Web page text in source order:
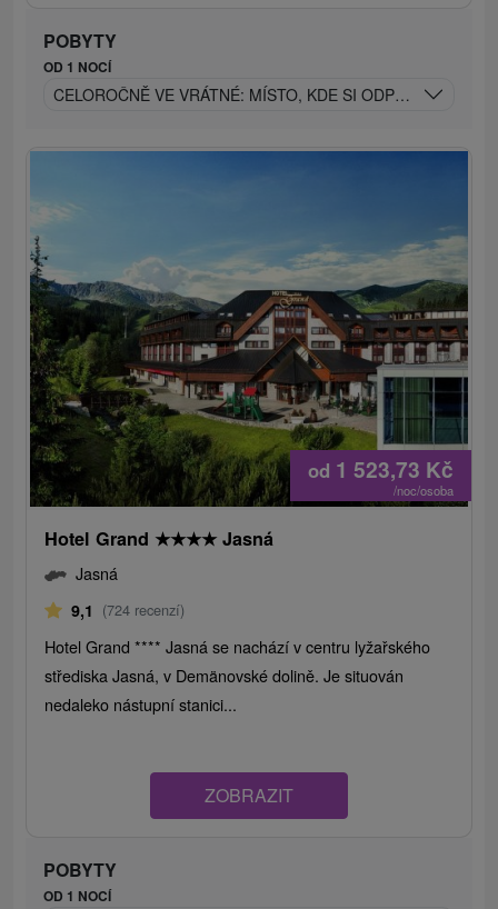
POBYTY
OD 1 NOCÍ
CELOROČNĚ VE VRÁTNÉ: MÍSTO, KDE SI ODPOČINETE
od 1 523,73 Kč
/noc/osoba
Hotel Grand ★★★★ Jasná
Jasná
9,1 (724 recenzí)
Hotel Grand **** Jasná se nachází v centru lyžařského
střediska Jasná, v Demänovské dolině. Je situován
nedaleko nástupní stanici...
ZOBRAZIT
POBYTY
OD 1 NOCÍ